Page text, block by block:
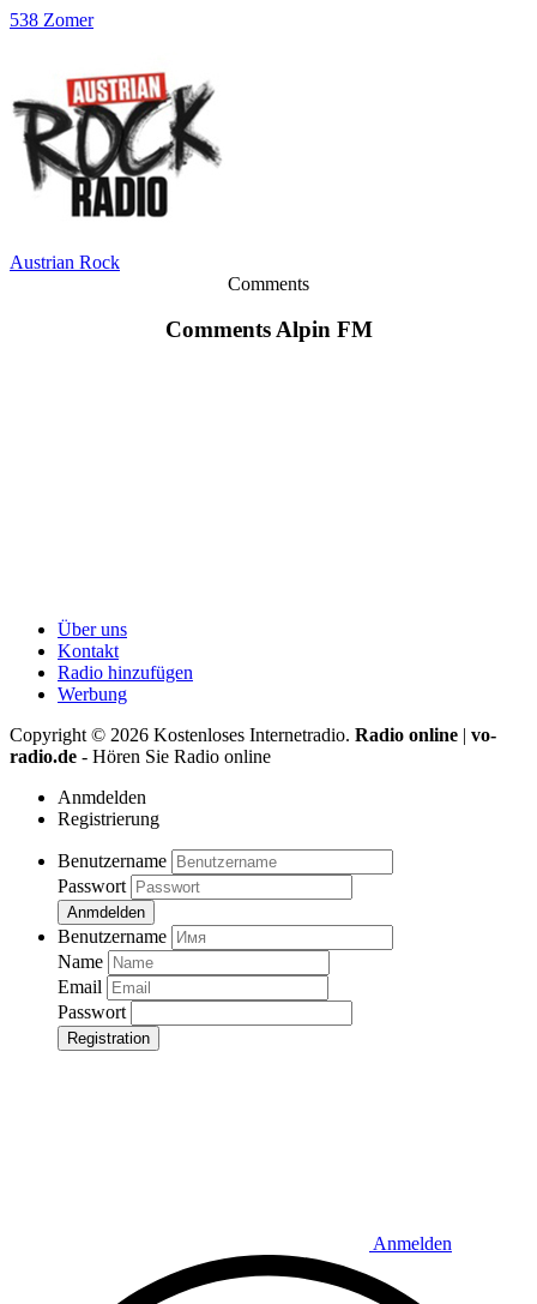
538 Zomer
Austrian Rock
Comments
Comments Alpin FM
Über uns
Kontakt
Radio hinzufügen
Werbung
Copyright © 2026 Kostenloses Internetradio. Radio online | vo-
radio.de - Hören Sie Radio online
Anmdelden
Registrierung
Benutzername
Passwort
Anmdelden
Benutzername
Name
Email
Passwort
Registration
Anmelden